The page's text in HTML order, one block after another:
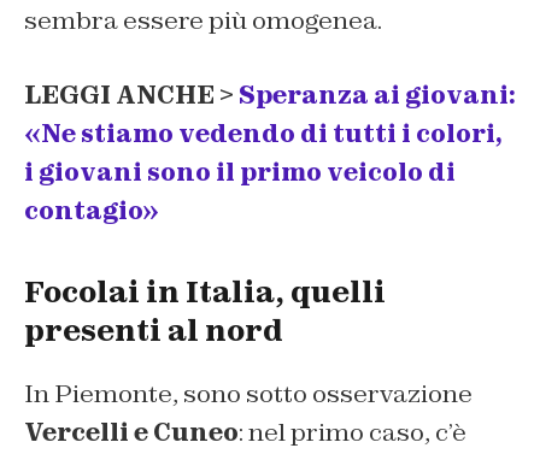
sembra essere più omogenea.
LEGGI ANCHE > Speranza ai giovani:
«Ne stiamo vedendo di tutti i colori,
i giovani sono il primo veicolo di
contagio»
Focolai in Italia, quelli
presenti al nord
In Piemonte, sono sotto osservazione
Vercelli e Cuneo: nel primo caso, c’è